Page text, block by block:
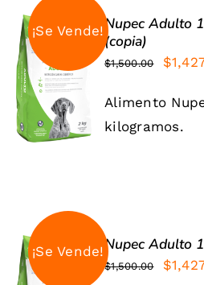
¡Se Vende!
SIGN UP
NOW
/
DETALLES
Nupec Adulto
(copia)
$1,500.00
El
era:
$
Alimento
kilogramos.
¡Se Vende!
SIGN UP
Nupec Adulto
$1,500.00
El
$